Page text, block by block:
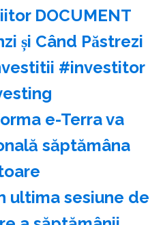
DOCUMENT
și Când Păstrezi
#investitor
e-Terra va
săptămâna
ultima sesiune de